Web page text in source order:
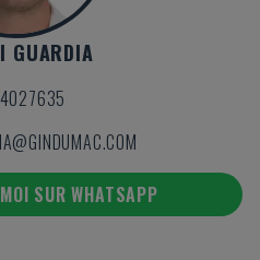
GUARDIA
SUR WHATSAPP